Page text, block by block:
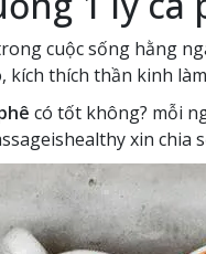
cuộc sống hằng
kích thích thần kinh
có tốt không? mỗi
xin